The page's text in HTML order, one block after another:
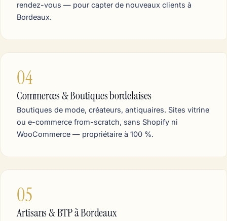
rendez-vous — pour capter de nouveaux clients à
Bordeaux.
04
Commerces & Boutiques bordelaises
Boutiques de mode, créateurs, antiquaires. Sites vitrine
ou e-commerce from-scratch, sans Shopify ni
WooCommerce — propriétaire à 100 %.
05
Artisans & BTP à Bordeaux